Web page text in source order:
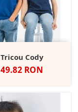
Tricou Cody
Pret
49.82 RON